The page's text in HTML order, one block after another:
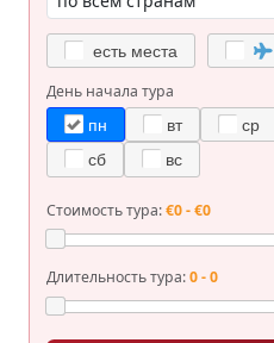
есть места
День начала тура
пн вт ср
сб
вс
Стоимость тура:€0 - €0
Длительность тура:0 - 0